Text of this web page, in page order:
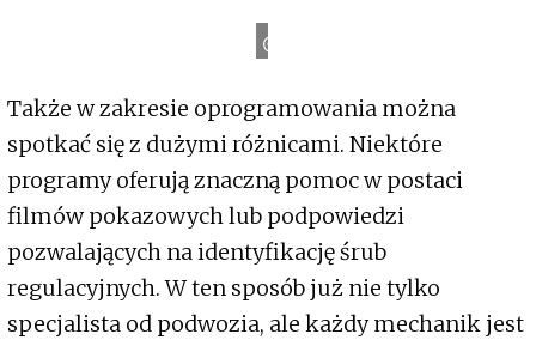
Także w zakresie oprogramowania można
spotkać się z dużymi różnicami. Niektóre
programy oferują znaczną pomoc w postaci
filmów pokazowych lub podpowiedzi
pozwalających na identyfikację śrub
regulacyjnych. W ten sposób już nie tylko
specjalista od podwozia, ale każdy mechanik jest